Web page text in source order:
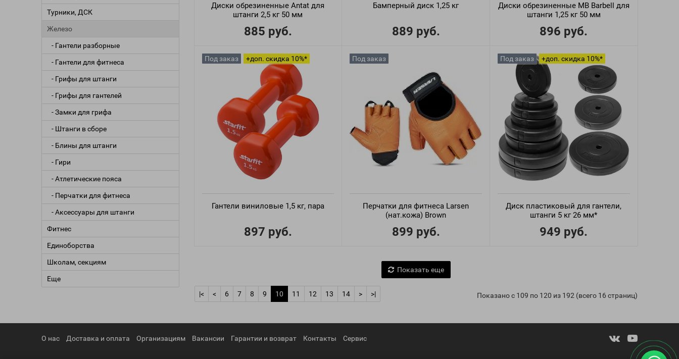
Турники, ДСК
Железо
- Гантели разборные
- Гантели для фитнеса
- Грифы для штанги
- Грифы для гантелей
- Замки для грифа
- Штанги в сборе
- Блины для штанги
- Гири
- Атлетические пояса
- Перчатки для фитнеса
- Аксессуары для штанги
Фитнес
Единоборства
Школам, секциям
Еще
Диски обрезиненные Antat для
штанги 2,5 кг 50 мм
885 руб.
Бамперный диск 1,25 кг
889 руб.
Диски обрезиненные MB Barbell для
штанги 1,25 кг 50 мм
896 руб.
Под заказ +доп. скидка 10%*
Гантели виниловые 1,5 кг, пара
897 руб.
Под заказ
Перчатки для фитнеса Larsen
(нат.кожа) Brown
899 руб.
Под заказ +доп. скидка 10%*
Диск пластиковый для гантели,
штанги 5 кг 26 мм*
949 руб.
Показать еще
|< < 6 7 8 9 10 11 12 13 14 > >| Показано с 109 по 120 из 192 (всего 16 страниц)
О нас Доставка и оплата Организациям Вакансии Гарантии и возврат Контакты Сервис